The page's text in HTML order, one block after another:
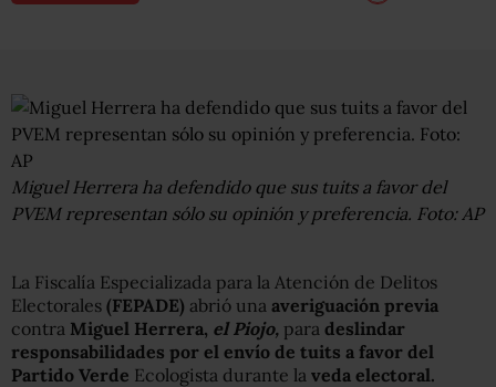
Miguel Herrera ha defendido que sus tuits a favor del
PVEM representan sólo su opinión y preferencia. Foto: AP
La Fiscalía Especializada para la Atención de Delitos
Electorales (FEPADE) abrió una averiguación previa
contra Miguel Herrera, el Piojo, para deslindar
responsabilidades por el envío de tuits a favor del
Partido Verde Ecologista durante la veda electoral.